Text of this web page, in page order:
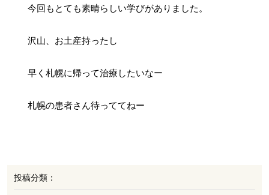
今回もとても素晴らしい学びがありました。
沢山、お土産持ったし
早く札幌に帰って治療したいなー
札幌の患者さん待っててねー
投稿分類：